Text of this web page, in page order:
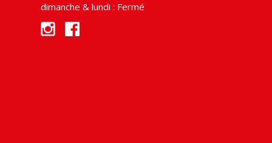
dimanche & lundi : Fermé